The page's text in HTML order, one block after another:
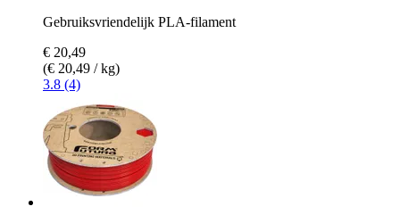
Gebruiksvriendelijk PLA-filament
€ 20,49
(€ 20,49 / kg)
3.8 (4)